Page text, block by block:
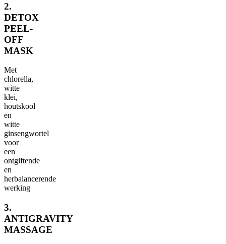
2.
DETOX
PEEL-
OFF
MASK
Met
chlorella,
witte
klei,
houtskool
en
witte
ginsengwortel
voor
een
ontgiftende
en
herbalancerende
werking
3.
ANTIGRAVITY
MASSAGE